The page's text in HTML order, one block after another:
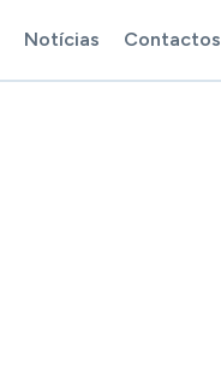
Notícias Contactos